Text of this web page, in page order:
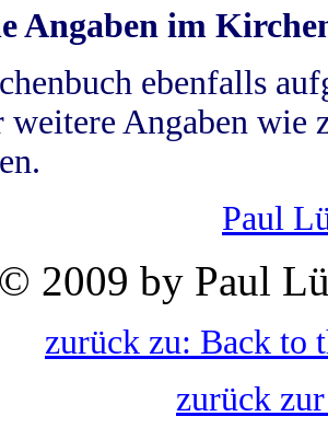
Angaben im
ebenfalls
weitere Angaben wie
Paul
© 2009 by Paul
zurück zu: Back to
zurück